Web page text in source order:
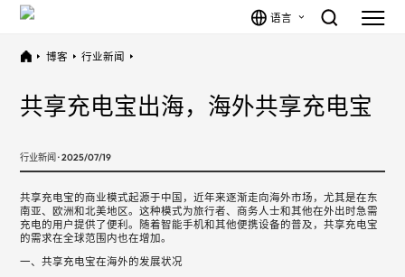
语言
博客 行业新闻
共享充电宝出海，海外共享充电宝
行业新闻 · 2025/07/19
共享充电宝的商业模式起源于中国，近年来逐渐走向海外市场，尤其是在东
南亚、欧洲和北美地区。这种模式为旅行者、商务人士和其他在外出时急需
充电的用户提供了便利。随着智能手机和其他便携设备的普及，共享充电宝
的需求在全球范围内也在增加。
一、共享充电宝在海外的发展状况